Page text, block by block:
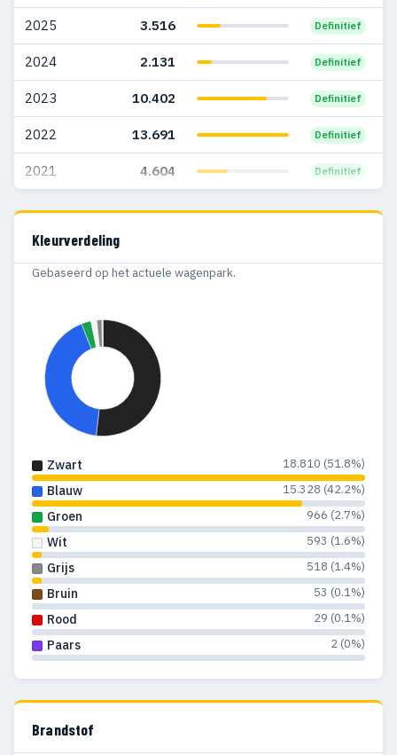
2025 3.516 Definitief
2024 2.131 Definitief
2023 10.402 Definitief
2022 13.691 Definitief
2021 4.604 Definitief
Kleurverdeling
Gebaseerd op het actuele wagenpark.
Zwart 18.810 (51.8%)
Blauw 15.328 (42.2%)
Groen 966 (2.7%)
Wit 593 (1.6%)
Grijs 518 (1.4%)
Bruin 53 (0.1%)
Rood 29 (0.1%)
Paars 2 (0%)
Brandstof